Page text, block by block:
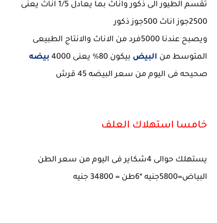
تقسم الطيور الى ذكور واناث بما يعادل 1/5 اناث يعنى
2500جوز اناث 500جوز ذكور
ويصبح عندنا 5000فرد من الاناث والانتاج الطبيعى
المتوسط من البيض بيكون 80% يعنى 4000
بيضه
صحيحه فى اليوم من سعر البيضه 45 قرش
خامسا استهلاك العلف
يستهلك حوالى 4شكاير فى اليوم من سعر الطن
البياض=5800جنيه *6طن = 34800 جنيه